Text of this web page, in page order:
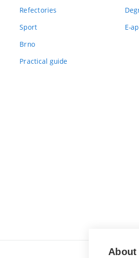
Refectories
Sport
Brno
Practical guide
E-